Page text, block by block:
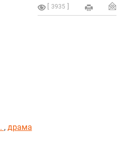
3935
, драма